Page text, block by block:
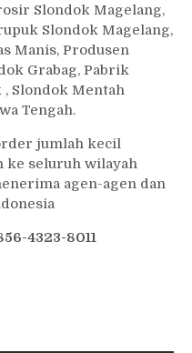
Slondok Magelang,
Slondok Magelang,
Manis, Produsen
Grabag, Pabrik
Slondok Mentah
Tengah.
jumlah kecil
ke seluruh wilayah
agen-agen dan
4323-8011